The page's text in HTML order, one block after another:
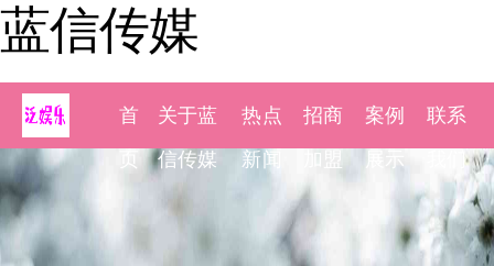
蓝信传媒
首
关于蓝
信传媒
热点
新闻
招商
加盟
案例
展示
联系
我们